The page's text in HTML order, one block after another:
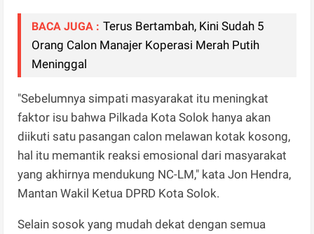
BACA JUGA : Terus Bertambah, Kini Sudah 5
Orang Calon Manajer Koperasi Merah Putih
Meninggal
"Sebelumnya simpati masyarakat itu meningkat
faktor isu bahwa Pilkada Kota Solok hanya akan
diikuti satu pasangan calon melawan kotak kosong,
hal itu memantik reaksi emosional dari masyarakat
yang akhirnya mendukung NC-LM," kata Jon Hendra,
Mantan Wakil Ketua DPRD Kota Solok.
Selain sosok yang mudah dekat dengan semua